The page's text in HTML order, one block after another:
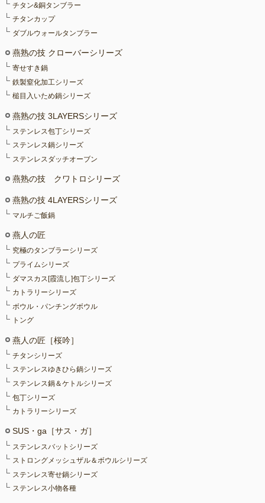
チタン&銅タンブラー
チタンカップ
ダブルウォールタンブラー
燕熟の技 クローバーシリーズ
寄せすき鍋
鉄製窒化加工シリーズ
槌目入いため鍋シリーズ
燕熟の技 3LAYERSシリーズ
ステンレス包丁シリーズ
ステンレス鍋シリーズ
ステンレスダッチオーブン
燕熟の技 クワトロシリーズ
燕熟の技 4LAYERSシリーズ
マルチご飯鍋
燕人の匠
究極のタンブラーシリーズ
プライムシリーズ
ダマスカス[霞流し]包丁シリーズ
カトラリーシリーズ
ボウル・パンチングボウル
トング
燕人の匠［桜吟］
チタンシリーズ
ステンレスゆきひら鍋シリーズ
ステンレス鍋＆ケトルシリーズ
包丁シリーズ
カトラリーシリーズ
SUS・ga［サス・ガ］
ステンレスバットシリーズ
ストロングメッシュザル＆ボウルシリーズ
ステンレス寄せ鍋シリーズ
ステンレス小物各種